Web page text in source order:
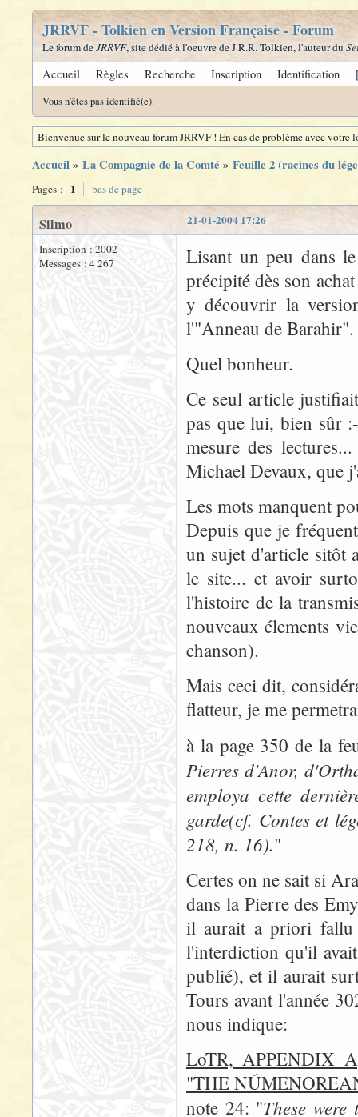
JRRVF - Tolkien en Version Française - Forum
Le forum deJRRVF, site dédié à l'oeuvre de J.R.R. Tolkien, l'auteur du
Accueil Règles Recherche Inscription Identification
Vous n'êtes pas identifié(e).
Bienvenue sur le nouveau forum JRRVF ! En cas de problème avec
Accueil» La Compagnie de la Comté » Feuille 2 (racines du
Pages : 1 bas de page
21-01-2004 17:26
Silmo
Inscription : 2002
Messages : 4 267
Lisant un peu dans
précipité dès son
y découvrir la
l'"Anneau de Barahir".
Quel bonheur.
Ce seul article
pas que lui, bien sûr
mesure des
Michael Devaux, que
Les mots manquent
Depuis que je
un sujet d'article sitôt
le site... et avoir
l'histoire de la
nouveaux élements
chanson).
Mais ceci dit,
flatteur, je me
à la page 350 de la
Pierres d'Anor,
employa cette
garde(cf. Contes et
218, n. 16)."
Certes on ne sait si
dans la Pierre des
il aurait a priori fallu
l'interdiction qu'il
publié), et il aurait
Tours avant l'année
nous indique:
LoTR, APPENDIX
"THE
note 24: "These